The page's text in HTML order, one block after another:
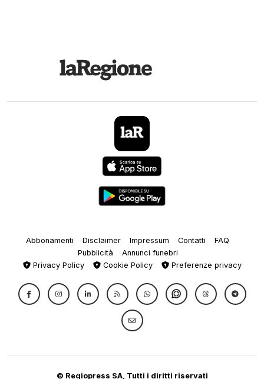
Abbonamenti Disclaimer Impressum Contatti
FAQ
Pubblicità
Annunci funebri
Privacy Policy
Cookie Policy Preferenze privacy
© Regiopress SA, Tutti i diritti riservati